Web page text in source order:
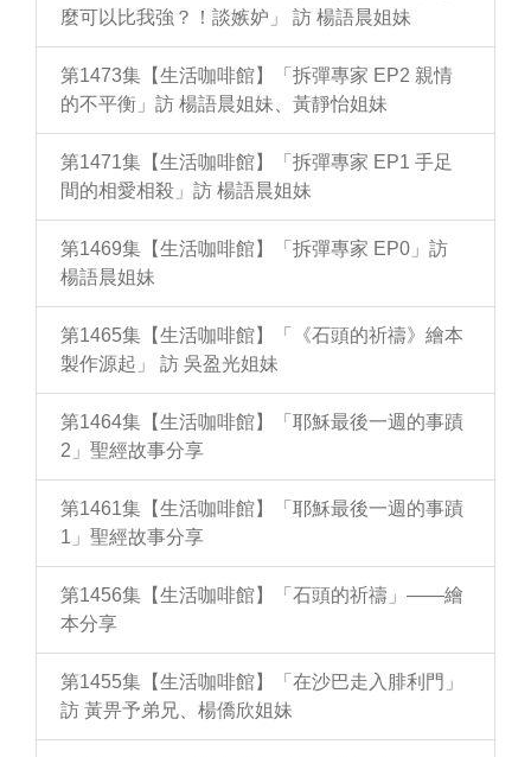
麼可以比我強？！談嫉妒」 訪 楊語晨姐妹
第1473集【生活咖啡館】「拆彈專家 EP2 親情
的不平衡」訪 楊語晨姐妹、黃靜怡姐妹
第1471集【生活咖啡館】「拆彈專家 EP1 手足
間的相愛相殺」訪 楊語晨姐妹
第1469集【生活咖啡館】「拆彈專家 EP0」訪
楊語晨姐妹
第1465集【生活咖啡館】「《石頭的祈禱》繪本
製作源起」 訪 吳盈光姐妹
第1464集【生活咖啡館】「耶穌最後一週的事蹟
2」聖經故事分享
第1461集【生活咖啡館】「耶穌最後一週的事蹟
1」聖經故事分享
第1456集【生活咖啡館】「石頭的祈禱」——繪
本分享
第1455集【生活咖啡館】「在沙巴走入腓利門」
訪 黃畀予弟兄、楊僑欣姐妹